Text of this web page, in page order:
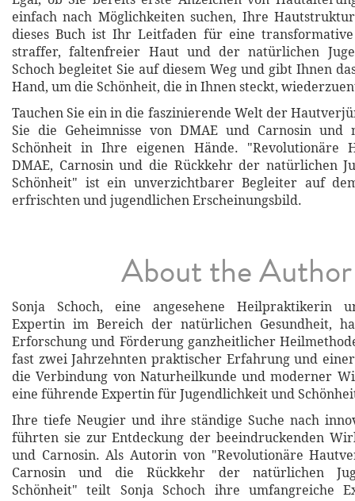
einfach nach Möglichkeiten suchen, Ihre
dieses Buch ist Ihr Leitfaden für eine
straffer, faltenfreier Haut und der natürlichen
Schoch begleitet Sie auf diesem Weg und gibt Ihnen
Hand, um die Schönheit, die in Ihnen steckt,
Tauchen Sie ein in die faszinierende Welt der
Sie die Geheimnisse von DMAE und Carnosin und
Schönheit in Ihre eigenen Hände. "Revolutionäre
DMAE, Carnosin und die Rückkehr der natürlichen
Schönheit" ist ein unverzichtbarer Begleiter auf
erfrischten und jugendlichen Erscheinungsbild.
About the Author
Sonja Schoch, eine angesehene Heilpraktikerin
Expertin im Bereich der natürlichen Gesundheit,
Erforschung und Förderung ganzheitlicher
fast zwei Jahrzehnten praktischer Erfahrung und
die Verbindung von Naturheilkunde und moderner
eine führende Expertin für Jugendlichkeit und
Ihre tiefe Neugier und ihre ständige Suche nach
führten sie zur Entdeckung der beeindruckenden
und Carnosin. Als Autorin von "Revolutionäre
Carnosin und die Rückkehr der natürlichen
Schönheit" teilt Sonja Schoch ihre umfangreiche